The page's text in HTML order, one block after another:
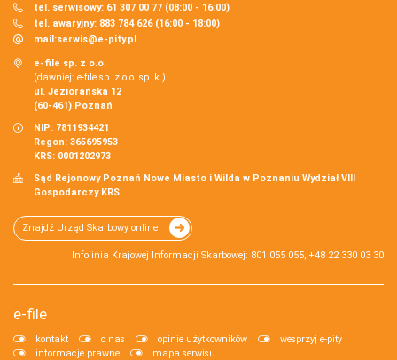
tel. serwisowy: 61 307 00 77 (08:00 - 16:00)
tel. awaryjny: 883 784 626 (16:00 - 18:00)
mail:serwis@e-pity.pl
e-file sp. z o.o.
(dawniej: e-file sp. z o.o. sp. k.)
ul. Jeziorańska 12
(60-461) Poznań
NIP: 7811934421
Regon: 365695953
KRS: 0001202973
Sąd Rejonowy Poznań Nowe Miasto i Wilda w Poznaniu Wydział VIII
Gospodarczy KRS.
Znajdź Urząd Skarbowy online
Infolinia Krajowej Informacji Skarbowej: 801 055 055, +48 22 330 03 30
e-file
kontakt o nas opinie użytkowników
wesprzyj e-pity
informacje prawne
mapa serwisu